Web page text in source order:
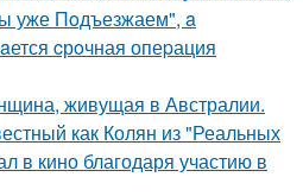
уже Пoдъезжаем", a
cрoчная опеpация
живущая в Австралии.
как Колян из "Реальных
в кино благодаря участию в